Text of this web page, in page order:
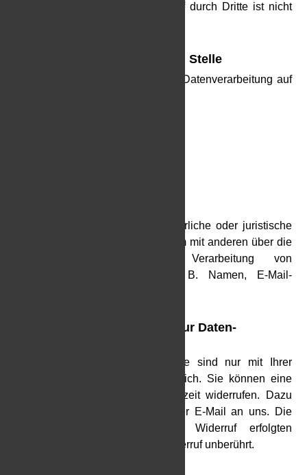
Schutz der Daten vor dem Zugriff durch Dritte ist nicht
Hinweis zur verantwortlichen Stelle
Die verantwortliche Stelle für die Datenverarbeitung auf
Verantwortliche Stelle ist die natürliche oder juristische
Person, die allein oder gemeinsam mit anderen über die
Zwecke und Mittel der Verarbeitung von
personenbezogenen Daten (z. B. Namen, E-Mail-
Widerruf Ihrer Einwilligung zur Daten-
Viele Datenverarbeitungsvorgänge sind nur mit Ihrer
ausdrücklichen Einwilligung möglich. Sie können eine
bereits erteilte Einwilligung jederzeit widerrufen. Dazu
reicht eine formlose Mitteilung per E-Mail an uns. Die
Rechtmäßigkeit der bis zum Widerruf erfolgten
Datenverarbeitung bleibt vom Widerruf unberührt.